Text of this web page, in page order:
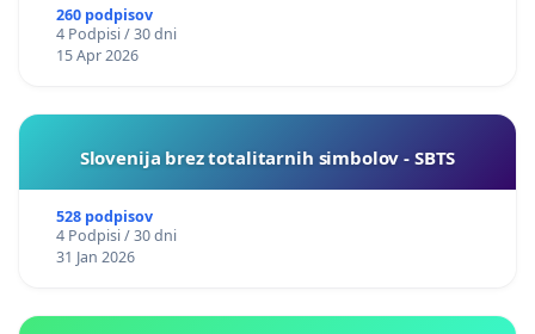
260 podpisov
4 Podpisi / 30 dni
15 Apr 2026
Slovenija brez totalitarnih simbolov - SBTS
528 podpisov
4 Podpisi / 30 dni
31 Jan 2026